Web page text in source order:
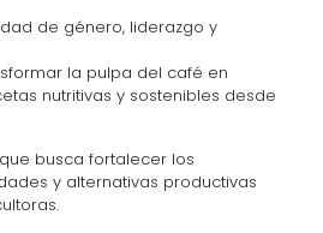
de género, liderazgo y
la pulpa del café en
nutritivas y sostenibles desde
busca fortalecer los
y alternativas productivas